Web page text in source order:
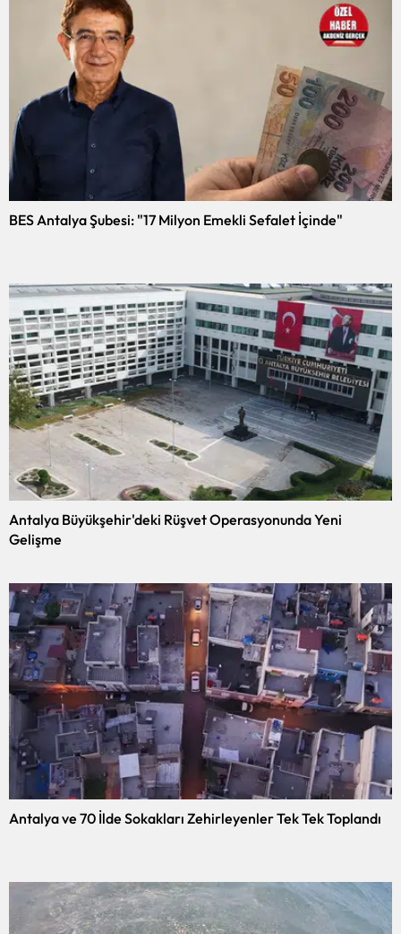
BES Antalya Şubesi: "17 Milyon Emekli Sefalet İçinde"
Antalya Büyükşehir'deki Rüşvet Operasyonunda Yeni
Gelişme
Antalya ve 70 İlde Sokakları Zehirleyenler Tek Tek Toplandı